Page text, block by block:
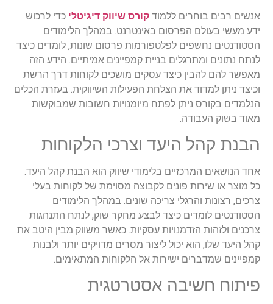
אנשים רבים בוחרים ללמוד קורס שיווק דיגיטלי כדי לרכוש
ידע מעשי בעולם הפרסום באינטרנט. במהלך הלימודים
הסטודנטים נחשפים לפלטפורמות פרסום שונות, לומדים כיצד
לנתח נתונים ומתרגלים בניית קמפיינים אמיתיים . הידע הזה
מאפשר להם להבין כיצד עסקים מושכים לקוחות דרך הרשת
וכיצד ניתן למדוד את הצלחת הפעילות השיווקית. בעזרת הכלים
הנלמדים בקורס ניתן לפתח מיומנויות חשובות שמבוקשות
מאוד בשוק העבודה
הבנת קהל היעד וצרכי הלקוחות
אחד הנושאים המרכזיים בלימודי שיווק הוא הבנת קהל היעד.
כל מוצר או שירות פונים לקבוצה מסוימת של לקוחות בעלי
צרכים, רצונות והרגלי צריכה שונים. במהלך הלימודים
הסטודנטים לומדים כיצד לבצע מחקר שוק, לנתח התנהגות
צרכנים ולזהות הזדמנויות עסקיות. כאשר משווק מבין היטב את
קהל היעד שלו, הוא יכול ליצור מסרים מדויקים יותר ולבנות
קמפיינים שמדברים ישירות אל הלקוחות המתאימים.
פיתוח חשיבה אסטרטגית